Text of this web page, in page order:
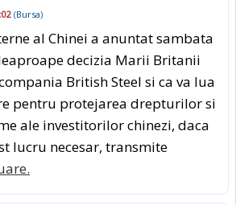
(Bursa)
al Chinei a anuntat sambata
decizia Marii Britanii
British Steel si ca va lua
pentru protejarea drepturilor si
ale investitorilor chinezi, daca
lucru necesar, transmite